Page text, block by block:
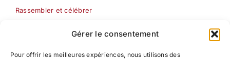
Gérer le consentement
Pour offrir les meilleures expériences, nous utilisons des
Rassembler et célébrer
Formation